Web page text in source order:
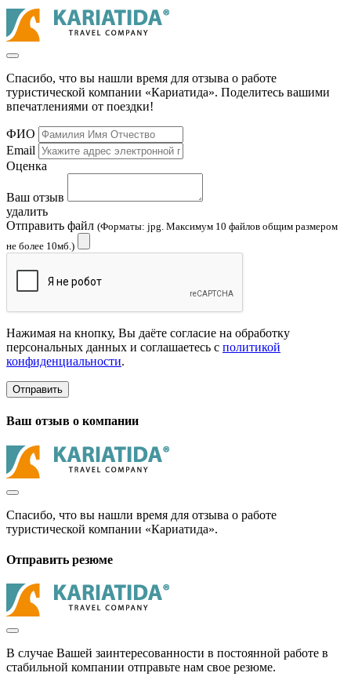
Спасибо, что вы нашли время для отзыва о работе
туристической компании «Кариатида». Поделитесь вашими
впечатлениями от поездки!
ФИО
Email
Оценка
Ваш отзыв
удалить
Отправить файл (Форматы: jpg. Максимум 10 файлов общим размером
не более 10мб.)
Нажимая на кнопку, Вы даёте согласие на обработку
персональных данных и соглашаетесь с политикой
конфиденциальности.
Отправить
Ваш отзыв о компании
Спасибо, что вы нашли время для отзыва о работе
туристической компании «Кариатида».
Отправить резюме
В случае Вашей заинтересованности в постоянной работе в
стабильной компании отправьте нам свое резюме.